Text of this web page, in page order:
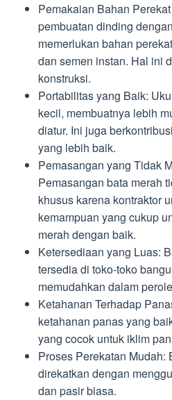
Pemakaian Bahan
pembuatan dinding
memerlukan bahan
dan semen instan. Hal ini
konstruksi.
Portabilitas yang Baik:
kecil, membuatnya lebih
diatur. Ini juga
yang lebih baik.
Pemasangan yang Tidak
Pemasangan bata merah
khusus karena kontraktor
kemampuan yang cukup
merah dengan baik.
Ketersediaan yang Luas:
tersedia di toko-toko
memudahkan dalam
Ketahanan Terhadap
ketahanan panas yang
yang cocok untuk iklim
Proses Perekatan Mudah:
direkatkan dengan
dan pasir biasa.